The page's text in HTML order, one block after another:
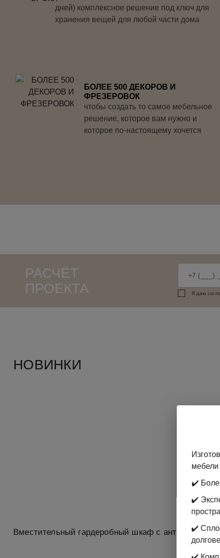
дней) комплексное решение под ключ для
хранения вещей для любой части дома
БОЛЕЕ 500 ДЕКОРОВ И
ФРЕЗЕРОВОК
чтобы создать то самое мебельное
решение, которое вам нужно и
которое по-настоящему хочется
РАСЧЁТ
ПРОЕКТА
Я даю
НОВИНКИ
Вместительный гардеробный шкаф с антресолью
мебели
✔️
✔️
✔️